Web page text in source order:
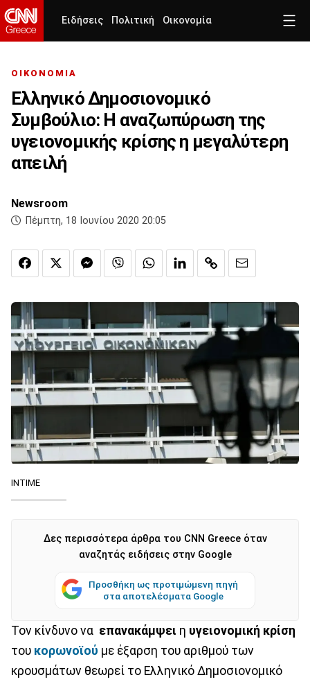
Ειδήσεις Πολιτική Οικονομία
ΟΙΚΟΝΟΜΙΑ
Ελληνικό Δημοσιονομικό
Συμβούλιο: Η αναζωπύρωση της
υγειονομικής κρίσης η μεγαλύτερη
απειλή
Newsroom
Πέμπτη, 18 Ιουνίου 2020 20:05
INTIME
Δες περισσότερα άρθρα του CNN Greece όταν
αναζητάς ειδήσεις στην Google
Προσθήκη ως προτιμώμενη πηγή
στα αποτελέσματα Google
Τον κίνδυνο να επανακάμψει η υγειονομική κρίση
του κορωνοϊού με έξαρση του αριθμού των
κρουσμάτων θεωρεί το Ελληνικό Δημοσιονομικό